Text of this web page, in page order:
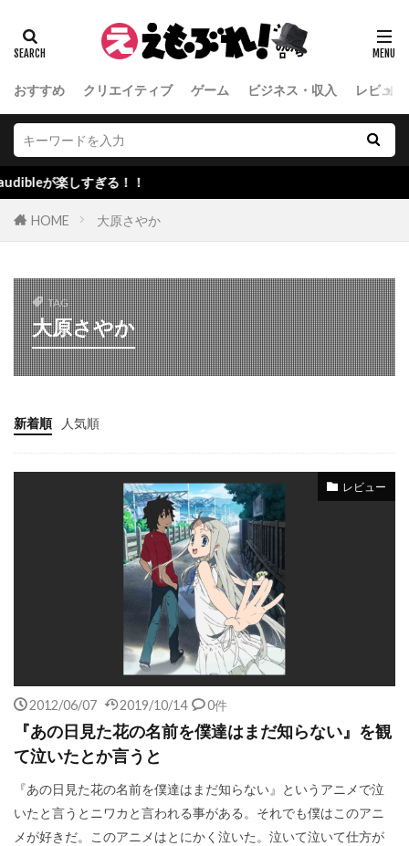
おすすめ クリエイティブ ゲーム ビジネス・収入 レビュー
が楽しすぎる！！
HOME 大原さやか
TAG
大原さやか
新着順 人気順
レビュー
2012/06/07 2019/10/14 0件
『あの日見た花の名前を僕達はまだ知らない』を観
て泣いたとか言うと
『あの日見た花の名前を僕達はまだ知らない』というアニメで泣
いたと言うとニワカと言われる事がある。それでも僕はこのアニ
メが好きだ。このアニメはとにかく泣いた。泣いて泣いて仕方が